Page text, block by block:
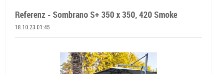
Referenz - Sombrano S+ 350 x 350, 420 Smoke
18.10.23 01:45